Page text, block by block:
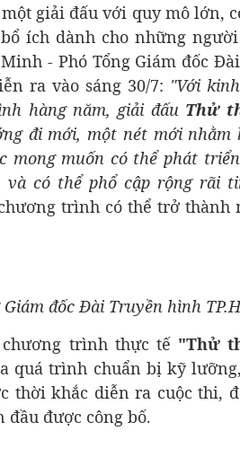
giải đấu với quy mô lớn,
ích dành cho những
- Phó Tổng Giám đốc
ra vào sáng 30/7: "Với
hàng năm, giải đấu Thử
đi mới, một nét mới nhằm
mong muốn có thể phát
và có thể phổ cập rộng rãi
trình có thể trở thành
đốc Đài Truyền hình
trình thực tế"Thử
quá trình chuẩn bị kỹ
thời khắc diễn ra cuộc thi,
được công bố.